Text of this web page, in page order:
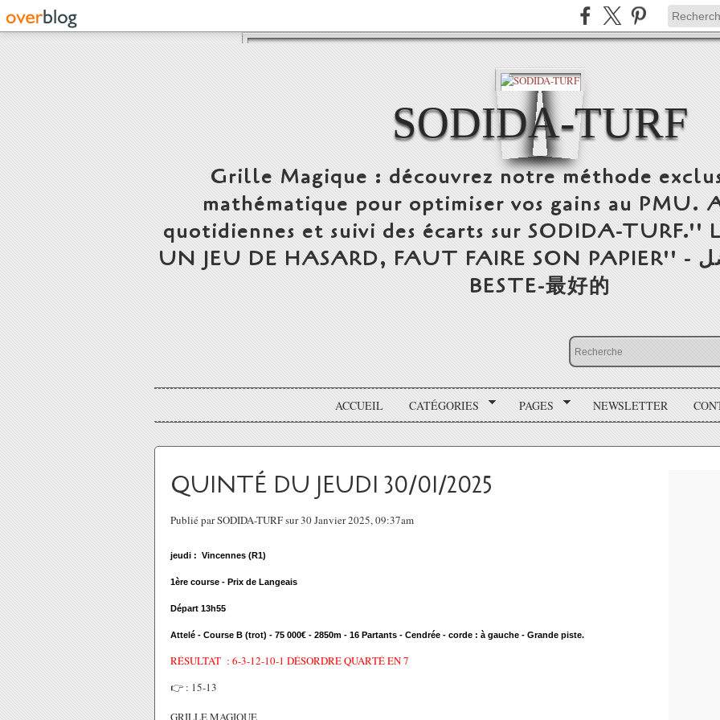
SODIDA-TURF
Grille Magique : découvrez notre méthode
mathématique pour optimiser vos gains au PMU.
quotidiennes et suivi des écarts sur SODIDA-TURF.''
UN JEU DE HASARD, FAUT FAIRE SON PAPIER'' - الأفضل-THE BEST-DE
BESTE-最好的
ACCUEIL CATÉGORIES PAGES NEWSLETTER
QUINTÉ DU JEUDI 30/01/2025
Publié par SODIDA-TURF sur 30 Janvier 2025, 09:37am
jeudi : Vincennes (R1)
1ère course - Prix de Langeais
Départ 13h55
Attelé - Course B (trot) - 75 000€ - 2850m - 16 Partants - Cendrée - corde : à gauche - Grande piste.
RÉSULTAT : 6-3-12-10-1 DÉSORDRE QUARTÉ EN 7
👉 : 15-13
GRILLE MAGIQUE